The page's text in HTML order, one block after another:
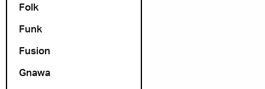
Folk
Funk
Fusion
Gnawa